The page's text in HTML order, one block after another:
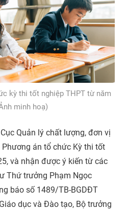
kỳ thi tốt nghiệp THPT từ năm
minh hoạ)
Quản lý chất lượng, đơn vị
án tổ chức Kỳ thi tốt
và nhận được ý kiến từ các
Thứ trưởng Phạm Ngọc
báo số 1489/TB-BGDĐT
dục và Đào tạo, Bộ trưởng